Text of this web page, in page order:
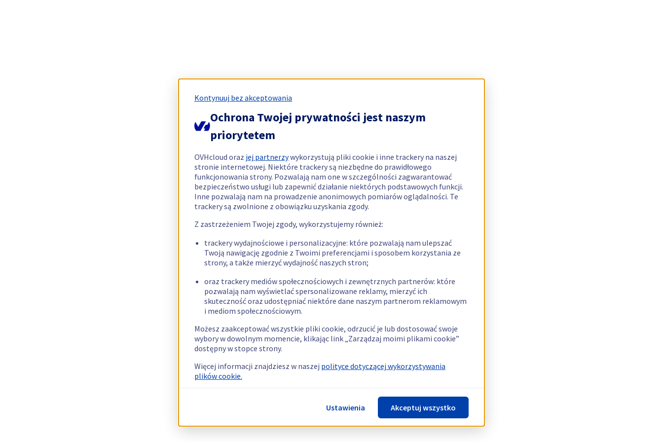
Kontynuuj bez akceptowania
Ochrona Twojej prywatności jest naszym
priorytetem
OVHcloud oraz jej partnerzywykorzystują pliki cookie i inne trackery na naszej
stronie internetowej. Niektóre trackery są niezbędne do prawidłowego
funkcjonowania strony. Pozwalają nam one w szczególności zagwarantować
bezpieczeństwo usługi lub zapewnić działanie niektórych podstawowych funkcji.
Inne pozwalają nam na prowadzenie anonimowych pomiarów oglądalności. Te
trackery są zwolnione z obowiązku uzyskania zgody.
Z zastrzeżeniem Twojej zgody, wykorzystujemy również:
trackery wydajnościowe i personalizacyjne: które pozwalają nam ulepszać
Twoją nawigację zgodnie z Twoimi preferencjami i sposobem korzystania ze
strony, a także mierzyć wydajność naszych stron;
oraz trackery mediów społecznościowych i zewnętrznych partnerów: które
pozwalają nam wyświetlać spersonalizowane reklamy, mierzyć ich
skuteczność oraz udostępniać niektóre dane naszym partnerom reklamowym
i mediom społecznościowym.
Możesz zaakceptować wszystkie pliki cookie, odrzucić je lub dostosować swoje
wybory w dowolnym momencie, klikając link „Zarządzaj moimi plikami cookie”
dostępny w stopce strony.
Więcej informacji znajdziesz w naszej polityce dotyczącej wykorzystywania
plików cookie.
Ustawienia Akceptuj wszystko